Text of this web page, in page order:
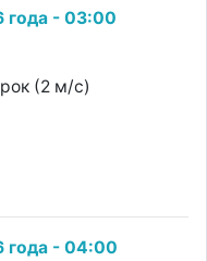
года - 03:00
(2 м/с)
года - 04:00